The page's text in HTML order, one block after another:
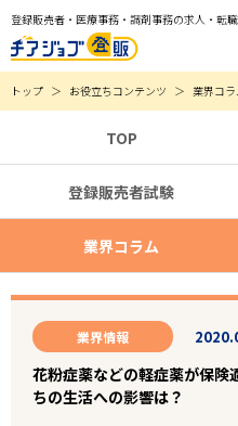
登録販売者・医療事務・調剤事務の求人・転
トップ お役立ちコンテンツ 業界コラ
TOP
登録販売者試験
業界コラム
業界情報
花粉症薬などの軽症薬が保険
ちの生活への影響は？